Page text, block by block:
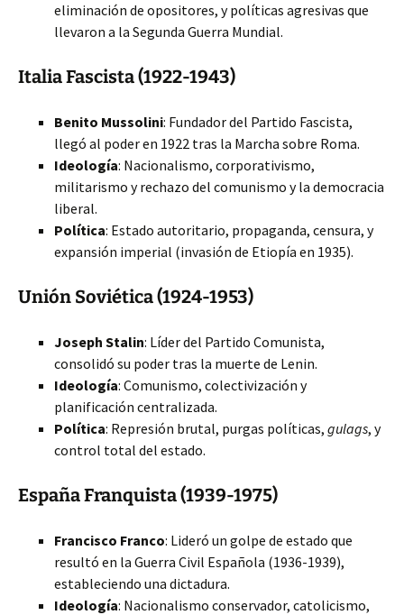
eliminación de opositores, y políticas agresivas que
llevaron a la Segunda Guerra Mundial.
Italia Fascista (1922-1943)
Benito Mussolini: Fundador del Partido Fascista,
llegó al poder en 1922 tras la Marcha sobre Roma.
Ideología: Nacionalismo, corporativismo,
militarismo y rechazo del comunismo y la democracia
liberal.
Política: Estado autoritario, propaganda, censura, y
expansión imperial (invasión de Etiopía en 1935).
Unión Soviética (1924-1953)
Joseph Stalin: Líder del Partido Comunista,
consolidó su poder tras la muerte de Lenin.
Ideología: Comunismo, colectivización y
planificación centralizada.
Política: Represión brutal, purgas políticas, gulags, y
control total del estado.
España Franquista (1939-1975)
Francisco Franco: Lideró un golpe de estado que
resultó en la Guerra Civil Española (1936-1939),
estableciendo una dictadura.
Ideología: Nacionalismo conservador, catolicismo,